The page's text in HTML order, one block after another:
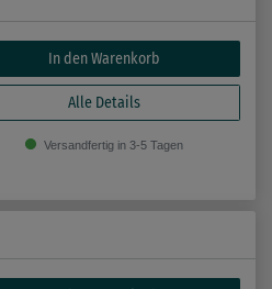
In den Warenkorb
Alle Details
Versandfertig in 3-5 Tagen